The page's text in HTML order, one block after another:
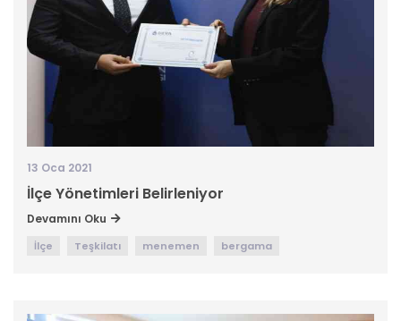
13 Oca 2021
İlçe Yönetimleri Belirleniyor
Devamını Oku
İlçe Teşkilatı menemen bergama